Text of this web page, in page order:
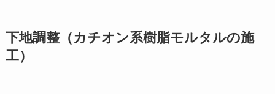
下地調整（カチオン系樹脂モルタルの施
工）